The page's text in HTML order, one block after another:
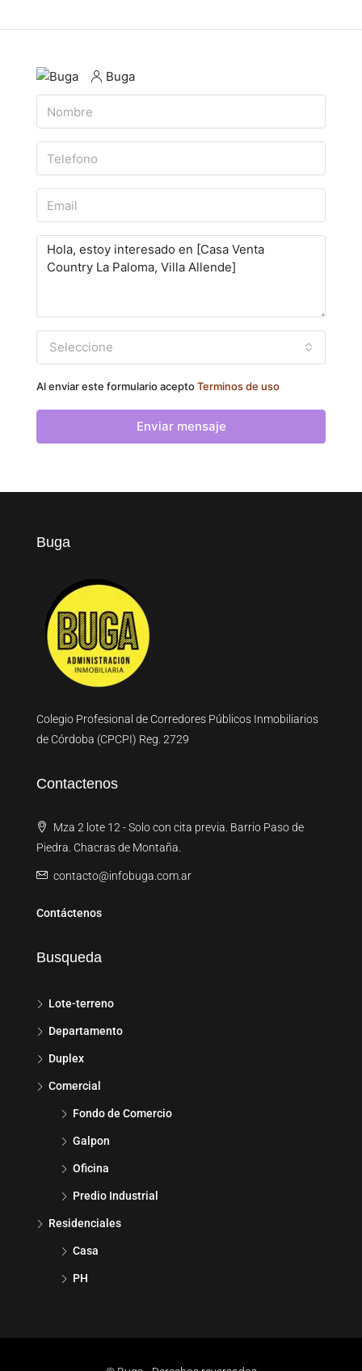
Buga
Seleccione
Al enviar este formulario aceptoTerminos de uso
Enviar mensaje
Buga
Colegio Profesional de Corredores Públicos Inmobiliarios
de Córdoba (CPCPI) Reg. 2729
Contactenos
Mza 2 lote 12 - Solo con cita previa. Barrio Paso de
Piedra. Chacras de Montaña.
contacto@infobuga.com.ar
Contáctenos
Busqueda
Lote-terreno
Departamento
Duplex
Comercial
Fondo de Comercio
Galpon
Oficina
Predio Industrial
Residenciales
Casa
PH